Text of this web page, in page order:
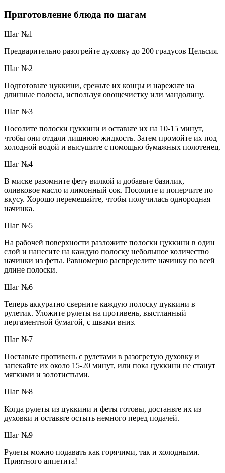
Приготовление блюда по шагам
Шаг №1
Предварительно разогрейте духовку до 200 градусов Цельсия.
Шаг №2
Подготовьте цуккини, срежьте их концы и нарежьте на
длинные полосы, используя овощечистку или мандолину.
Шаг №3
Посолите полоски цуккини и оставьте их на 10-15 минут,
чтобы они отдали лишнюю жидкость. Затем промойте их под
холодной водой и высушите с помощью бумажных полотенец.
Шаг №4
В миске разомните фету вилкой и добавьте базилик,
оливковое масло и лимонный сок. Посолите и поперчите по
вкусу. Хорошо перемешайте, чтобы получилась однородная
начинка.
Шаг №5
На рабочей поверхности разложите полоски цуккини в один
слой и нанесите на каждую полоску небольшое количество
начинки из феты. Равномерно распределите начинку по всей
длине полоски.
Шаг №6
Теперь аккуратно сверните каждую полоску цуккини в
рулетик. Уложите рулеты на противень, выстланный
пергаментной бумагой, с швами вниз.
Шаг №7
Поставьте противень с рулетами в разогретую духовку и
запекайте их около 15-20 минут, или пока цуккини не станут
мягкими и золотистыми.
Шаг №8
Когда рулеты из цуккини и феты готовы, достаньте их из
духовки и оставьте остыть немного перед подачей.
Шаг №9
Рулеты можно подавать как горячими, так и холодными.
Приятного аппетита!